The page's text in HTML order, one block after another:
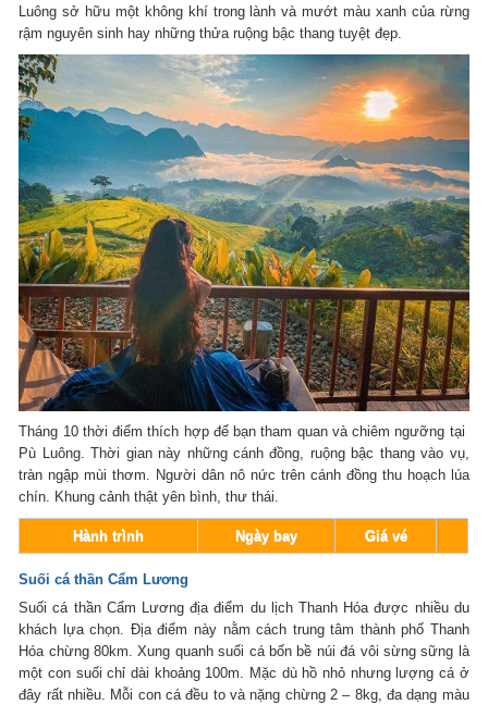
Luông sở hữu một không khí trong lành và mướt màu xanh của rừng
rậm nguyên sinh hay những thửa ruộng bậc thang tuyệt đẹp.
Tháng 10 thời điểm thích hợp để bạn tham quan và chiêm ngưỡng tại
Pù Luông. Thời gian này những cánh đồng, ruộng bậc thang vào vụ,
tràn ngập mùi thơm. Người dân nô nức trên cánh đồng thu hoạch lúa
chín. Khung cảnh thật yên bình, thư thái.
Hành trình Ngày bay Giá vé
Suối cá thần Cẩm Lương
Suối cá thần Cẩm Lương địa điểm du lịch Thanh Hóa được nhiều du
khách lựa chọn. Địa điểm này nằm cách trung tâm thành phố Thanh
Hóa chừng 80km. Xung quanh suối cá bốn bề núi đá vôi sừng sững là
một con suối chỉ dài khoảng 100m. Mặc dù hồ nhỏ nhưng lượng cá ở
đây rất nhiều. Mỗi con cá đều to và nặng chừng 2 – 8kg, đa dạng màu